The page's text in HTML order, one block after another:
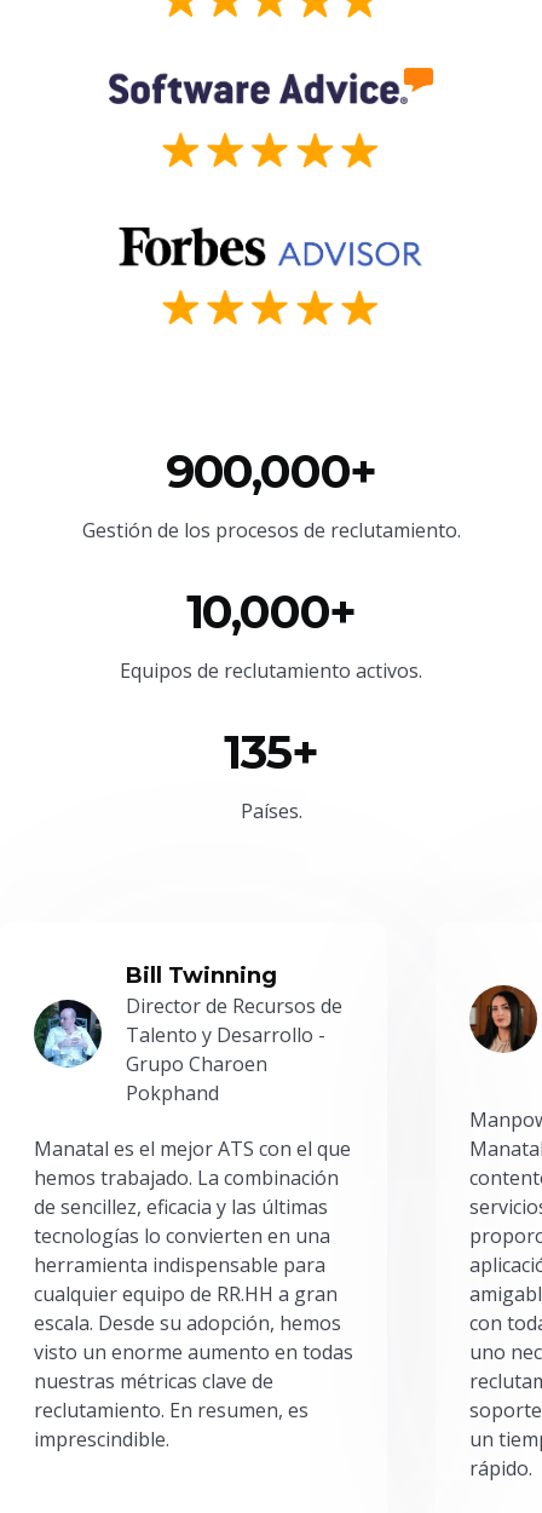
900,000+
Gestión de los procesos de reclutamiento.
10,000+
Equipos de reclutamiento activos.
135+
Países.
Bill Twinning
Director de Recursos de
Talento y Desarrollo -
Grupo Charoen
Pokphand
Manatal es el mejor ATS con el que
hemos trabajado. La combinación
de sencillez, eficacia y las últimas
tecnologías lo convierten en una
herramienta indispensable para
cualquier equipo de RR.HH a gran
escala. Desde su adopción, hemos
visto un enorme aumento en todas
nuestras métricas clave de
reclutamiento. En resumen, es
imprescindible.
con
uno
un
rápido.